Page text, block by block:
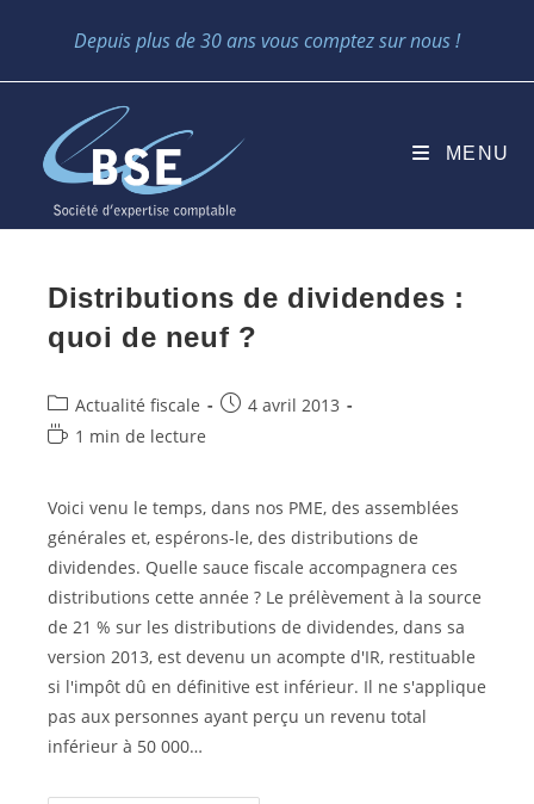
Depuis plus de 30 ans vous comptez sur nous !
MENU
Distributions de dividendes :
quoi de neuf ?
Post
category:
Actualité fiscale
Post4 avril 2013
Temps1 min de lecture
Voici venu le temps, dans nos PME, des assemblées
générales et, espérons-le, des distributions de
dividendes. Quelle sauce fiscale accompagnera ces
distributions cette année ? Le prélèvement à la source
de 21 % sur les distributions de dividendes, dans sa
version 2013, est devenu un acompte d'IR, restituable
si l'impôt dû en définitive est inférieur. Il ne s'applique
pas aux personnes ayant perçu un revenu total
inférieur à 50 000…